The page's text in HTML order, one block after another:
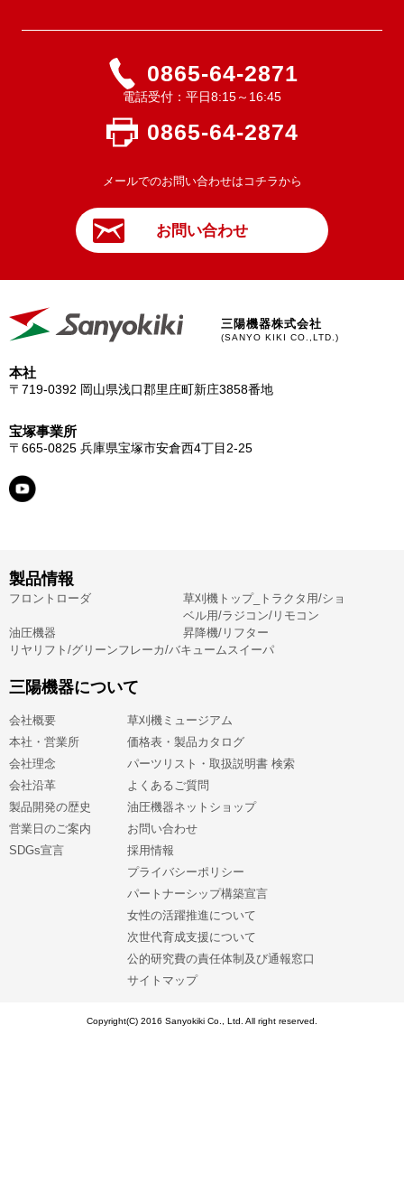
0865-64-2871
電話受付：平日8:15～16:45
0865-64-2874
メールでのお問い合わせはコチラから
お問い合わせ
三陽機器株式会社
(SANYO KIKI CO.,LTD.)
本社
〒719-0392 岡山県浅口郡里庄町新庄3858番地
宝塚事業所
〒665-0825 兵庫県宝塚市安倉西4丁目2-25
製品情報
フロントローダ
草刈機トップ_トラクタ用/ショ
ベル用/ラジコン/リモコン
油圧機器
昇降機/リフター
リヤリフト/グリーンフレーカ/バキュームスイーパ
三陽機器について
会社概要
本社・営業所
会社理念
会社沿革
製品開発の歴史
営業日のご案内
SDGs宣言
草刈機ミュージアム
価格表・製品カタログ
パーツリスト・取扱説明書 検索
よくあるご質問
油圧機器ネットショップ
お問い合わせ
採用情報
プライバシーポリシー
パートナーシップ構築宣言
女性の活躍推進について
次世代育成支援について
公的研究費の責任体制及び通報窓口
サイトマップ
Copyright(C) 2016 Sanyokiki Co., Ltd. All right reserved.